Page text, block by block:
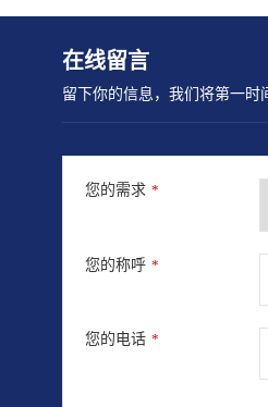
在线留言
留下你的信息，我们将第一时
您的需求 *
您的称呼 *
您的电话 *